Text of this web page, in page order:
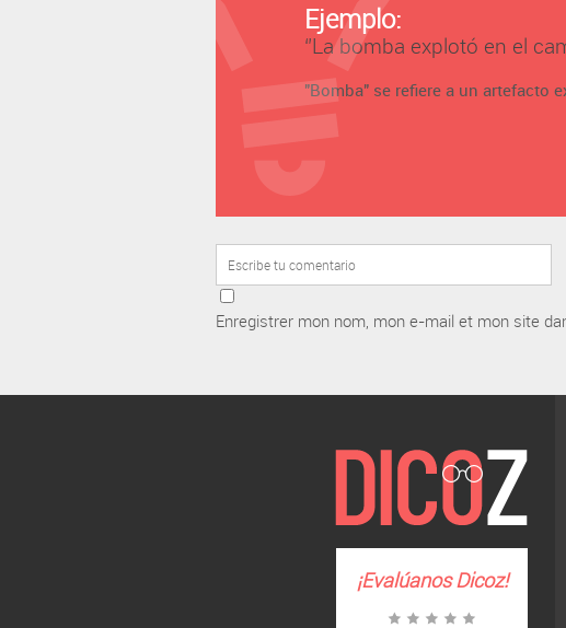
Ejemplo:
‘’La bomba explotó en el
"Bomba" se refiere a un artefacto
Enregistrer mon nom, mon e-mail et mon site
¡EvalúanosDicoz!